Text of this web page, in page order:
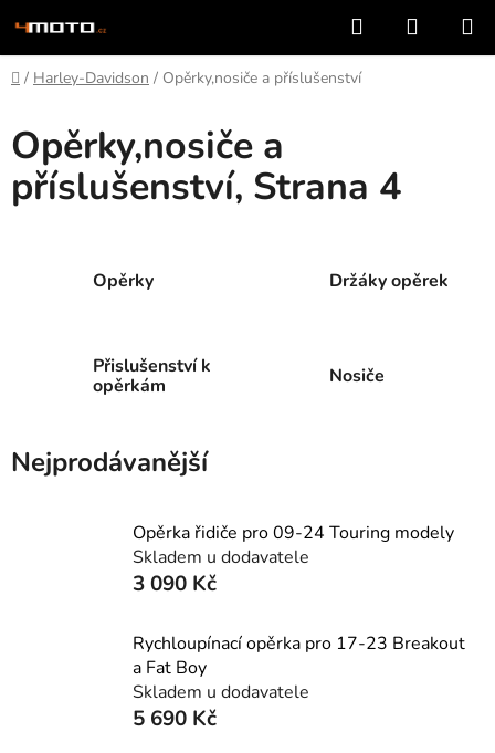
na
obsah
Hledat
KOŠÍK
Domů
/ Harley-Davidson / Opěrky,nosiče a příslušenství
Opěrky,nosiče a
příslušenství, Strana 4
Opěrky Držáky opěrek
Přislušenství k
opěrkám
Nosiče
Nejprodávanější
Opěrka řidiče pro 09-24 Touring modely
Skladem u dodavatele
3 090 Kč
Rychloupínací opěrka pro 17-23 Breakout
a Fat Boy
Skladem u dodavatele
5 690 Kč